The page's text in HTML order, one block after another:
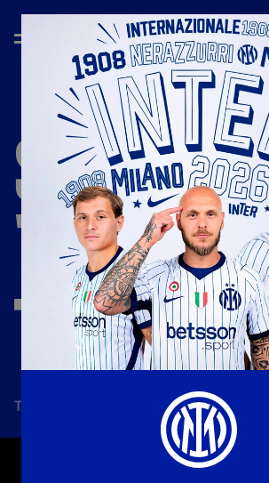
STAGIONE
'17/'18
Tutte le notizie Squadra Società